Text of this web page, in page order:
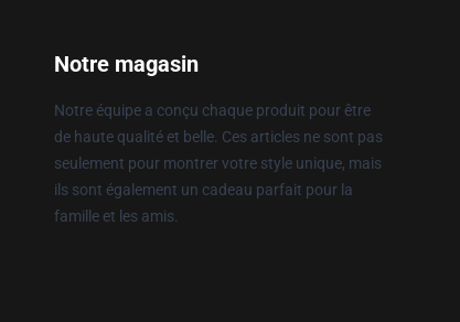
Notre magasin
Notre équipe a conçu chaque produit pour être
de haute qualité et belle. Ces articles ne sont pas
seulement pour montrer votre style unique, mais
ils sont également un cadeau parfait pour la
famille et les amis.